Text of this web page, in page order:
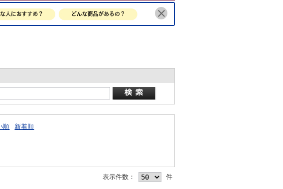
順 新着順
表示件数： 件